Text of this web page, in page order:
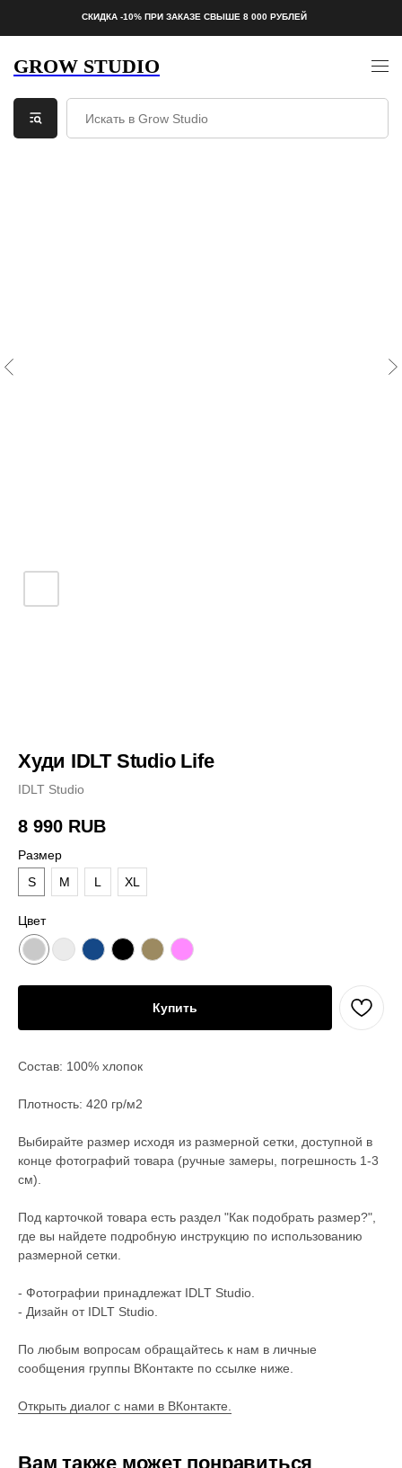
СКИДКА -10% ПРИ ЗАКАЗЕ СВЫШЕ 8 000 РУБЛЕЙ
GROW STUDIO
Худи IDLT Studio Life
IDLT Studio
8 990 RUB
Размер
S
M L XL
Цвет
Купить
Состав: 100% хлопок
Плотность: 420 гр/м2
Выбирайте размер исходя из размерной сетки, доступной в
конце фотографий товара (ручные замеры, погрешность 1-3
см).
Под карточкой товара есть раздел "Как подобрать размер?",
где вы найдете подробную инструкцию по использованию
размерной сетки.
- Фотографии принадлежат IDLT Studio.
- Дизайн от IDLT Studio.
По любым вопросам обращайтесь к нам в личные
сообщения группы ВКонтакте по ссылке ниже.
Открыть диалог с нами в ВКонтакте.
Вам также может понравиться